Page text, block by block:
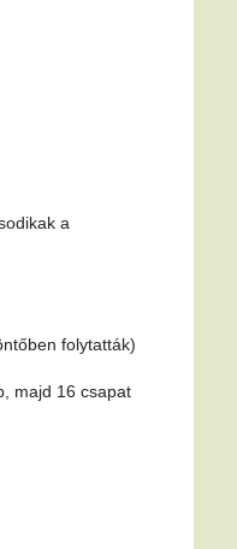
a
folytatták)
majd 16 csapat